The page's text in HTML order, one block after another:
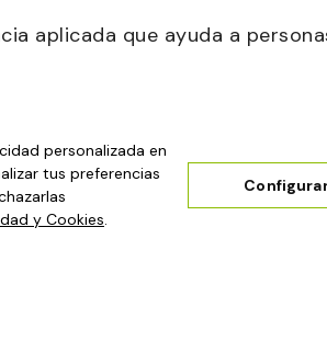
aplicada que ayuda a
personalizada en
tus preferencias
y Cookies.